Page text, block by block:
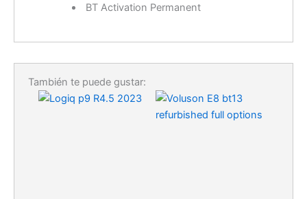
BT Activation Permanent
También te puede gustar: